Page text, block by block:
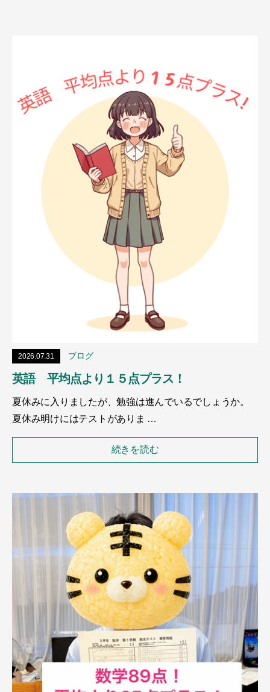
2026.07.31 ブログ
英語 平均点より１５点プラス！
夏休みに入りましたが、勉強は進んでいるでしょうか。
夏休み明けにはテストがありま …
続きを読む